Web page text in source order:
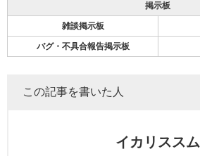
掲示板
雑談掲示板
バグ・不具合報告掲示板
この記事を書いた人
イカリススム